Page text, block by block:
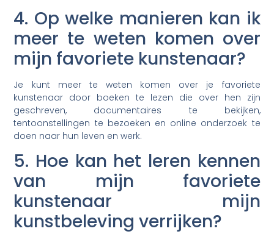
4. Op welke manieren kan ik
meer te weten komen over
mijn favoriete kunstenaar?
Je kunt meer te weten komen over je favoriete
kunstenaar door boeken te lezen die over hen zijn
geschreven, documentaires te bekijken,
tentoonstellingen te bezoeken en online onderzoek te
doen naar hun leven en werk.
5. Hoe kan het leren kennen
van mijn favoriete
kunstenaar mijn
kunstbeleving verrijken?